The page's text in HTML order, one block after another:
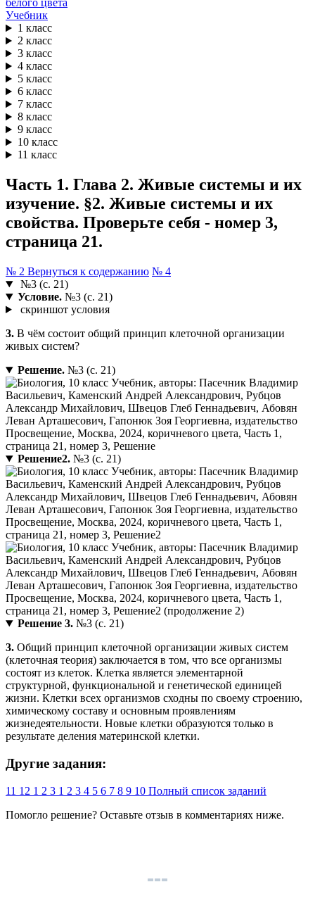
Учебник
1 класс
2 класс
3 класс
4 класс
5 класс
6 класс
7 класс
8 класс
9 класс
10 класс
11 класс
Часть 1. Глава 2. Живые системы и их
изучение. §2. Живые системы и их
свойства. Проверьте себя - номер 3,
страница 21.
№ 2 Вернуться к содержанию № 4
№3 (с. 21)
Условие.№3 (с. 21)
скриншот условия
3. В чём состоит общий принцип клеточной организации
живых систем?
Решение.№3 (с. 21)
Решение2.№3 (с. 21)
Решение 3.№3 (с. 21)
3. Общий принцип клеточной организации живых систем
(клеточная теория) заключается в том, что все организмы
состоят из клеток. Клетка является элементарной
структурной, функциональной и генетической единицей
жизни. Клетки всех организмов сходны по своему строению,
химическому составу и основным проявлениям
жизнедеятельности. Новые клетки образуются только в
результате деления материнской клетки.
Другие задания:
11 12 1 2 3 1 2 3 4 5 6 7 8 9 10 Полный список заданий
Помогло решение? Оставьте отзыв в комментариях ниже.